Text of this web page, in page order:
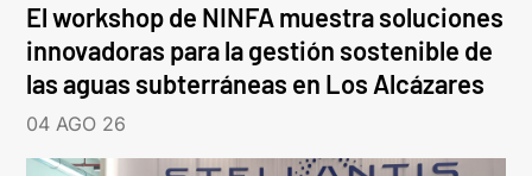
El workshop de NINFA muestra soluciones
innovadoras para la gestión sostenible de
las aguas subterráneas en Los Alcázares
04 AGO 26